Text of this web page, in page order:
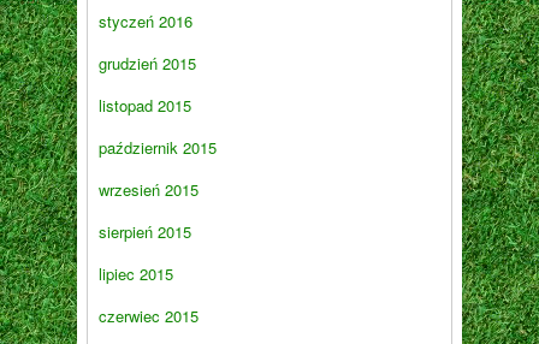
styczeń 2016
grudzień 2015
listopad 2015
październik 2015
wrzesień 2015
sierpień 2015
lipiec 2015
czerwiec 2015